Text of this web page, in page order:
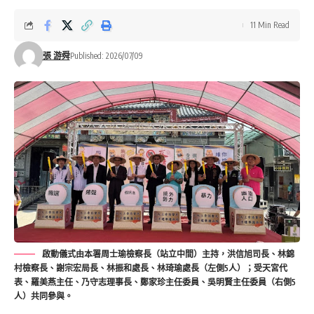
張 游舜Published: 2026/07/09
11 Min Read
啟動儀式由本署周士瑜檢察長（站立中間）主持，洪信旭司長、林錦
村檢察長、謝宗宏局長、林振和處長、林琦瑜處長（左側5人）；受天宮代
表、羅美燕主任、乃守志理事長、鄭家珍主任委員、吳明賢主任委員（右側5
人）共同參與。